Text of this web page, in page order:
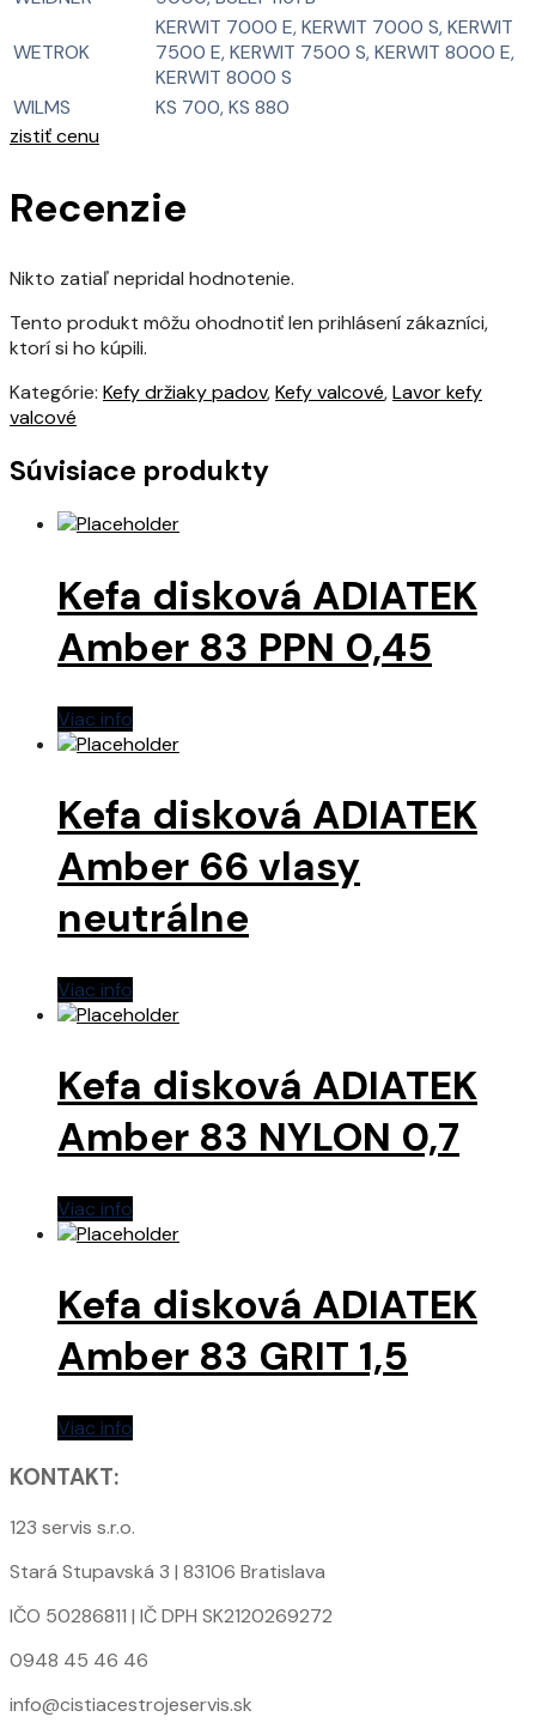
WETROK
KERWIT 7000 E, KERWIT 7000 S, KERWIT
7500 E, KERWIT 7500 S, KERWIT 8000 E,
KERWIT 8000 S
WILMS
KS 700, KS 880
zistiť cenu
Recenzie
Nikto zatiaľ nepridal hodnotenie.
Tento produkt môžu ohodnotiť len prihlásení zákazníci,
ktorí si ho kúpili.
Kategórie: Kefy držiaky padov,Kefy valcové,Lavor kefy
valcové
Súvisiace produkty
Kefa disková ADIATEK
Amber 83 PPN 0,45
Viac info
Kefa disková ADIATEK
Amber 66 vlasy
neutrálne
Viac info
Kefa disková ADIATEK
Amber 83 NYLON 0,7
Viac info
Kefa disková ADIATEK
Amber 83 GRIT 1,5
Viac info
KONTAKT:
123 servis s.r.o.
Stará Stupavská 3 | 83106 Bratislava
IČO 50286811 | IČ DPH SK2120269272
0948 45 46 46
info@cistiacestrojeservis.sk